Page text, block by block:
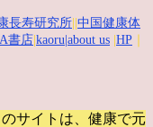
長寿研究所 中国健康体
書店 kaoru |about us HP
サイトは、健康で元